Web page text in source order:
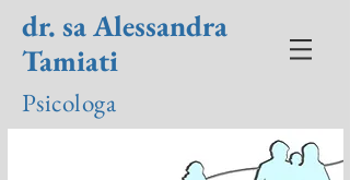
dr. sa Alessandra
Tamiati
Psicologa